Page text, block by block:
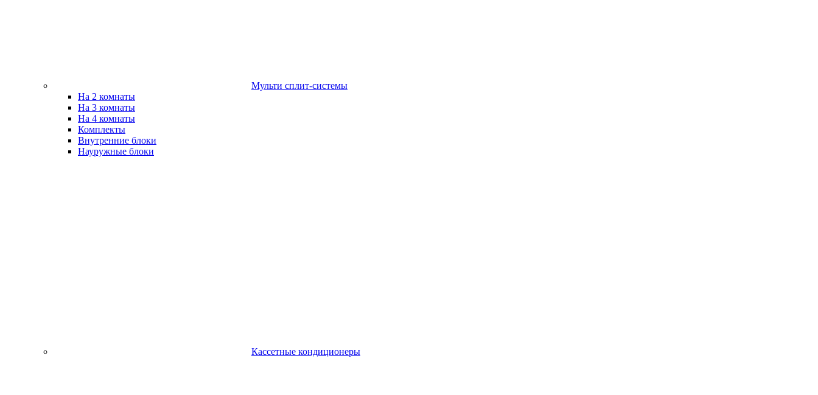
Мульти сплит-системы
На 2 комнаты
На 3 комнаты
На 4 комнаты
Комплекты
Внутренние блоки
Науружные блоки
Кассетные кондиционеры